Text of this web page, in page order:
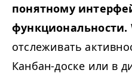
понятному
функциональности.
отслеживать
Канбан-доске или в